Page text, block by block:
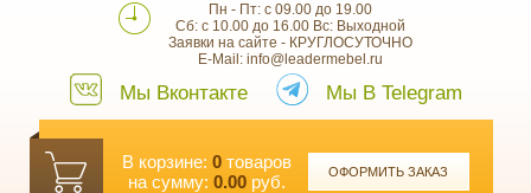
Пн - Пт: с 09.00 до 19.00
Сб: с 10.00 до 16.00 Вс: Выходной
Заявки на сайте - КРУГЛОСУТОЧНО
E-Mail: info@leadermebel.ru
Мы Вконтакте Мы В Telegram
В корзине: 0товаров
на сумму: 0.00 руб. ОФОРМИТЬ ЗАКАЗ